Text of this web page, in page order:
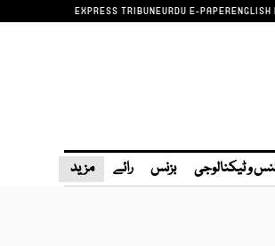
EXPRESS TRIBUNEURDU E-PAPERENGLISH
و ٹیکنالوجی بزنس رائے مزید